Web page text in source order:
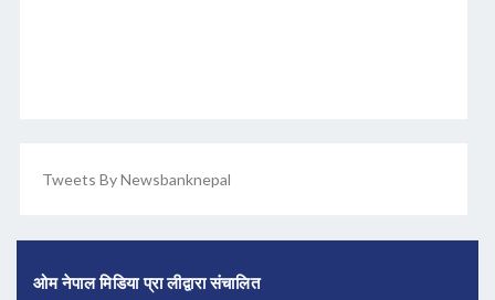
Tweets By Newsbanknepal
ओम नेपाल मिडिया प्रा लीद्वारा संचालित